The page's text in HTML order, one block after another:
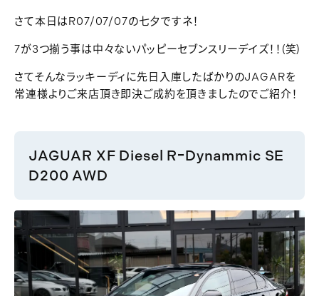
さて本日はR07/07/07の七夕ですネ！
7が3つ揃う事は中々ないパッピーセブンスリーデイズ！！(笑)
さてそんなラッキーディに先日入庫したばかりのJAGARを
常連様よりご来店頂き即決ご成約を頂きましたのでご紹介！
JAGUAR XF Diesel RｰDynammic SE
D200 AWD